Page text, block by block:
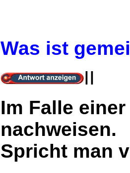
Was ist
II
Im Falle
nachweisen.
Spricht man